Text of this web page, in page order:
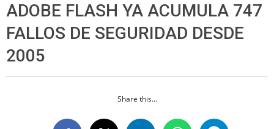
ADOBE FLASH YA ACUMULA 747
FALLOS DE SEGURIDAD DESDE
2005
Share this...